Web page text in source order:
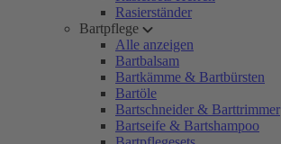
Rasierständer
Bartpflege
Alle anzeigen
Bartbalsam
Bartkämme & Bartbürsten
Bartöle
Bartschneider & Barttrimmer
Bartseife & Bartshampoo